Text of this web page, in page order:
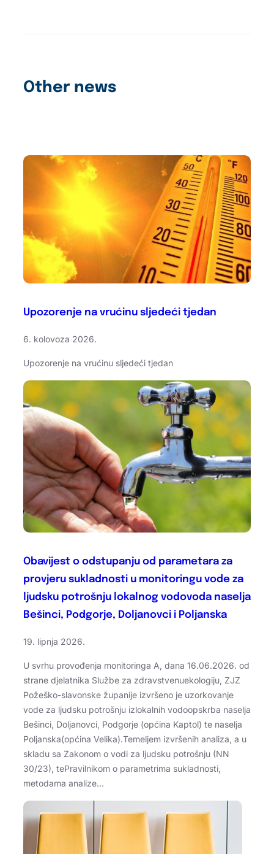
Other news
Upozorenje na vrućinu sljedeći tjedan
6. kolovoza 2026.
Upozorenje na vrućinu sljedeći tjedan
Obavijest o odstupanju od parametara za
provjeru sukladnosti u monitoringu vode za
ljudsku potrošnju lokalnog vodovoda naselja
Bešinci, Podgorje, Doljanovci i Poljanska
19. lipnja 2026.
U svrhu provođenja monitoringa A, dana 16.06.2026. od
strane djelatnika Službe za zdravstvenuekologiju, ZJZ
Požeško-slavonske županije izvršeno je uzorkovanje
vode za ljudsku potrošnju izlokalnih vodoopskrba naselja
Bešinci, Doljanovci, Podgorje (općina Kaptol) te naselja
Poljanska(općina Velika).Temeljem izvršenih analiza, a u
skladu sa Zakonom o vodi za ljudsku potrošnju (NN
30/23), tePravilnikom o parametrima sukladnosti,
metodama analize…